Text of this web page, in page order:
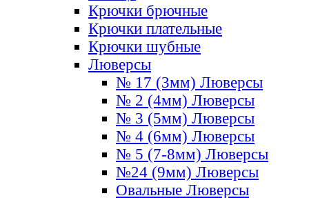
Крючки брючные
Крючки плательные
Крючки шубные
Люверсы
№ 17 (3мм) Люверсы
№ 2 (4мм) Люверсы
№ 3 (5мм) Люверсы
№ 4 (6мм) Люверсы
№ 5 (7-8мм) Люверсы
№24 (9мм) Люверсы
Овальные Люверсы